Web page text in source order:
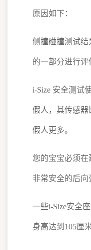
原因如下：
侧撞碰撞测试结
的一部分进行评
i-Size 安全测试
假人，其传感器
假人更多。
您的宝宝必须在
非常安全的后向
一些i-Size安全
身高达到105厘